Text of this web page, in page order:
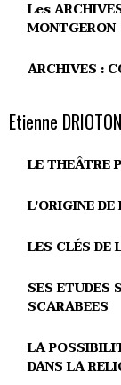
Les
MONTGERON
ARCHIVES :
Etienne
LE THEÂTRE
L'ORIGINE DE
LES CLÉS DE
SES ETUDES
SCARABEES
LA
DANS LA